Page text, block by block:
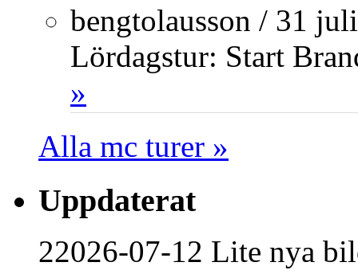
bengtolausson / 31
Lördagstur: Start
»
Alla mc turer »
Uppdaterat
22026-07-12 Lite nya